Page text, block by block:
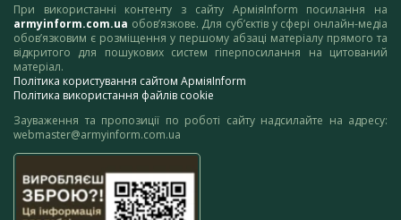
При використанні контенту з сайту АрміяInform посилання на
armyinform.com.ua обов’язкове. Для суб’єктів у сфері онлайн-медіа
обов’язковим є розміщення у першому абзаці матеріалу прямого та
відкритого для пошукових систем гіперпосилання на цитований
матеріал.
Політика користування сайтом АрміяInform
Політика використання файлів cookie
Зауваження та пропозиції по роботі сайту надсилайте на адресу:
webmaster@armyinform.com.ua